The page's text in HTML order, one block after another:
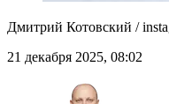
Дмитрий Котовский /
21 декабря 2025, 08:02